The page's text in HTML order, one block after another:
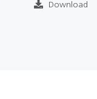
Download